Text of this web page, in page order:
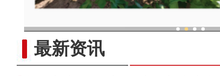
最新资讯